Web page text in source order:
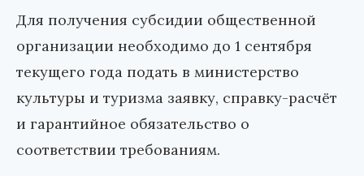
Для получения субсидии общественной
организации необходимо до 1 сентября
текущего года подать в министерство
культуры и туризма заявку, справку-расчёт
и гарантийное обязательство о
соответствии требованиям.